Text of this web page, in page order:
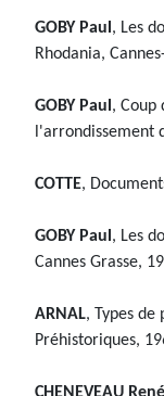
GOBY Paul , Les
Rhodania,
GOBY Paul , Coup
l'arrondissement
COTTE,
GOBY Paul , Les
Cannes Grasse,
ARNAL, Types de
Préhistoriques,